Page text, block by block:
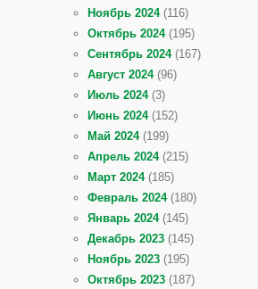
Ноябрь 2024(116)
Октябрь 2024(195)
Сентябрь 2024(167)
Август 2024(96)
Июль 2024(3)
Июнь 2024(152)
Май 2024(199)
Апрель 2024(215)
Март 2024(185)
Февраль 2024(180)
Январь 2024(145)
Декабрь 2023 (145)
Ноябрь 2023 (195)
Октябрь 2023 (187)